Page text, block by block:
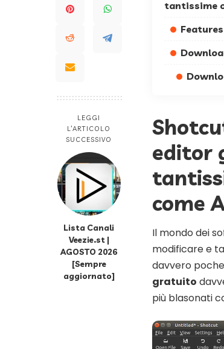
LEGGI
L’ARTICOLO
SUCCESSIVO
Lista Canali
Veezie.st |
AGOSTO 2026
[Sempre
aggiornato]
tantissime
Features
editor
come
Il mondo dei
modificare e
davvero
gratuito
più blasonati